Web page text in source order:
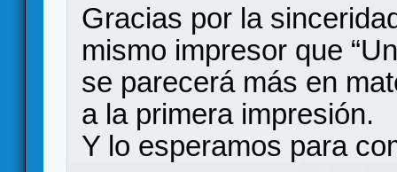
Gracias por la
mismo impresor que
se parecerá más en
a la primera impresión.
Y lo esperamos para